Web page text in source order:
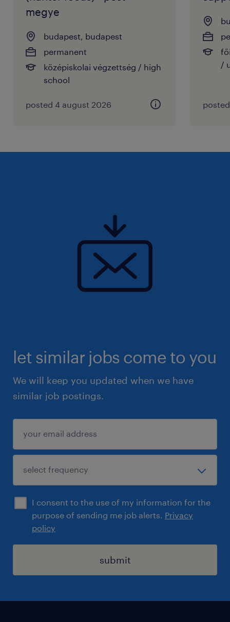
megye
budapest, budapest
permanent
középiskolai végzettség / high
school
posted 4 august 2026
/
let similar jobs come to you
We will keep you updated when we have
similar job postings.
I consent to the use of my information for the
purpose of sending me job alerts. Privacy
policy
submit